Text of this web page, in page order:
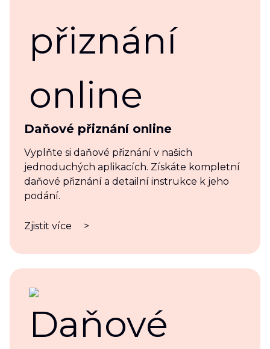
Daňové přiznání online
Vyplňte si daňové přiznání v našich
jednoduchých aplikacích. Získáte kompletní
daňové přiznání a detailní instrukce k jeho
podání.
Zjistit více >